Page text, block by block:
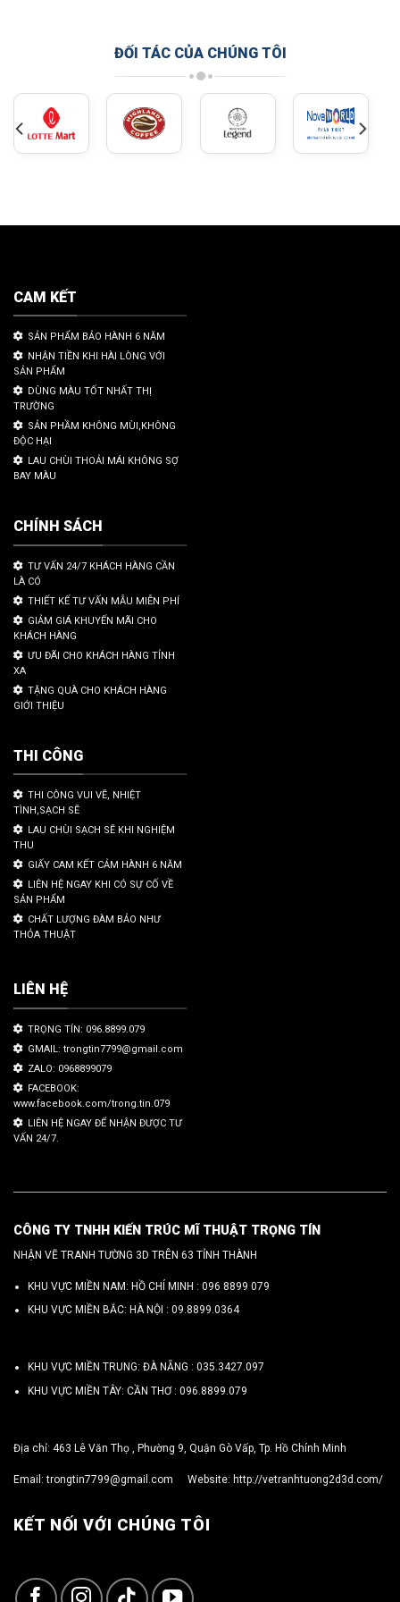
ĐỐI TÁC CỦA CHÚNG TÔI
CAM KẾT
SẢN PHẨM BẢO HÀNH 6 NĂM
NHẬN TIỀN KHI HÀI LÒNG VỚI
SẢN PHẨM
DÙNG MÀU TỐT NHẤT THỊ
TRƯỜNG
SẢN PHẦM KHÔNG MÙI,KHÔNG
ĐỘC HẠI
LAU CHÙI THOẢI MÁI KHÔNG SỢ
BAY MÀU
CHÍNH SÁCH
TƯ VẤN 24/7 KHÁCH HÀNG CẦN
LÀ CÓ
THIẾT KẾ TƯ VẤN MẪU MIỄN PHÍ
GIẢM GIÁ KHUYẾN MÃI CHO
KHÁCH HÀNG
ƯU ĐÃI CHO KHÁCH HÀNG TỈNH
XA
TẶNG QUÀ CHO KHÁCH HÀNG
GIỚI THIỆU
THI CÔNG
THI CÔNG VUI VẼ, NHIỆT
TÌNH,SẠCH SẼ
LAU CHÙI SẠCH SẼ KHI NGHIỆM
THU
GIẤY CAM KẾT CẢM HÀNH 6 NĂM
LIÊN HỆ NGAY KHI CÓ SỰ CỐ VỀ
SẢN PHẨM
CHẤT LƯỢNG ĐÀM BẢO NHƯ
THỎA THUẬT
LIÊN HỆ
TRỌNG TÍN: 096.8899.079
GMAIL: trongtin7799@gmail.com
ZALO: 0968899079
FACEBOOK:
www.facebook.com/trong.tin.079
LIÊN HỆ NGAY ĐỂ NHẬN ĐƯỢC TƯ
VẤN 24/7.
CÔNG TY TNHH KIẾN TRÚC MĨ THUẬT TRỌNG TÍN
NHẬN VẼ TRANH TƯỜNG 3D TRÊN 63 TỈNH THÀNH
KHU VỰC MIỀN NAM: HỒ CHÍ MINH : 096 8899 079
KHU VỰC MIỀN BẮC: HÀ NỘI : 09.8899.0364
KHU VỰC MIỀN TRUNG: ĐÀ NẴNG : 035.3427.097
KHU VỰC MIỀN TÂY: CẦN THƠ : 096.8899.079
Địa chỉ: 463 Lê Văn Thọ , Phường 9, Quận Gò Vấp, Tp. Hồ Chính Minh
Email:trongtin7799@gmail.com Website: http://vetranhtuong2d3d.com/
KẾT NỐI VỚI CHÚNG TÔI